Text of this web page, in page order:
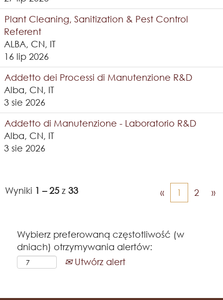
Plant Cleaning, Sanitization & Pest Control
Referent
ALBA, CN, IT
16 lip 2026
Addetto dei Processi di Manutenzione R&D
Alba, CN, IT
3 sie 2026
Addetto di Manutenzione - Laboratorio R&D
Alba, CN, IT
3 sie 2026
Wyniki 1 – 25 z 33 « 1 2 »
Wybierz preferowaną częstotliwość (w
dniach) otrzymywania alertów:
Utwórz alert